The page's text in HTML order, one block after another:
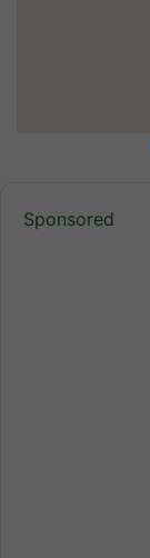
Sponsored